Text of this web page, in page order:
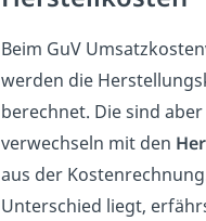
Beim GuV
werden die
berechnet. Die sind
verwechseln mit den
aus der
Unterschied liegt,